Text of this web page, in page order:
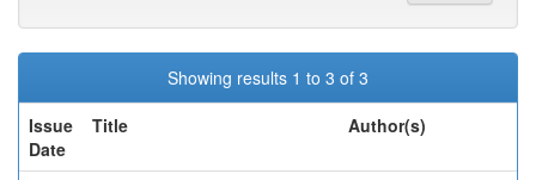
Showing results 1 to 3 of 3
Issue
Date
Title Author(s)